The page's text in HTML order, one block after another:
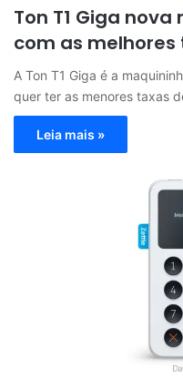
Ton T1 Giga
com as melhores
A Ton T1 Giga é a
quer ter as menores taxas
Leia mais »